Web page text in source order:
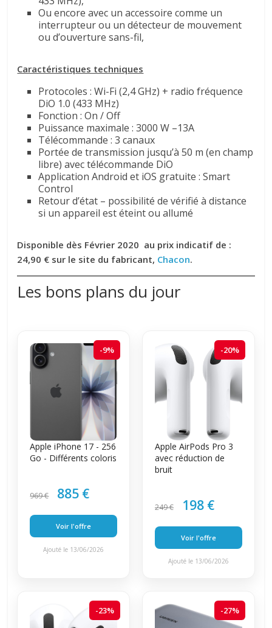
Ou encore avec un accessoire comme un
interrupteur ou un détecteur de mouvement
ou d’ouverture sans-fil,
Caractéristiques techniques
Protocoles : Wi-Fi (2,4 GHz) + radio fréquence
DiO 1.0 (433 MHz)
Fonction : On / Off
Puissance maximale : 3000 W –13A
Télécommande : 3 canaux
Portée de transmission jusqu’à 50 m (en champ
libre) avec télécommande DiO
Application Android et iOS gratuite : Smart
Control
Retour d’état – possibilité de vérifié à distance
si un appareil est éteint ou allumé
Disponible dès Février 2020 au prix indicatif de :
24,90 € sur le site du fabricant, Chacon.
Les bons plans du jour
-9%
Apple iPhone 17 - 256
Go - Différents coloris
969 € 885 €
Voir l'offre
Ajouté le 13/06/2026
-20%
Apple AirPods Pro 3
avec réduction de
bruit
249 € 198 €
Voir l'offre
Ajouté le 13/06/2026
-23% -27%